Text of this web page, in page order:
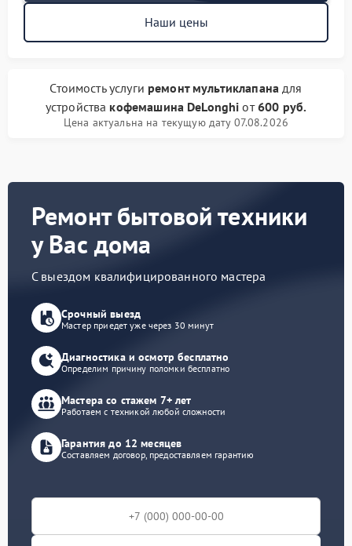
Наши цены
Стоимость услуги ремонт мультиклапанадля
устройства кофемашина DeLonghi от600 руб.
Цена актуальна на текущую дату 07.08.2026
Ремонт бытовой техники
у Вас дома
С выездом квалифицированного мастера
Срочный выезд
Мастер приедет уже через 30 минут
Диагностика и осмотр бесплатно
Определим причину поломки бесплатно
Мастера со стажем 7+ лет
Работаем с техникой любой сложности
Гарантия до 12 месяцев
Составляем договор, предоставляем гарантию